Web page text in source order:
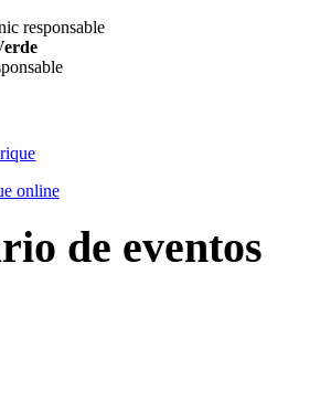
de eventos